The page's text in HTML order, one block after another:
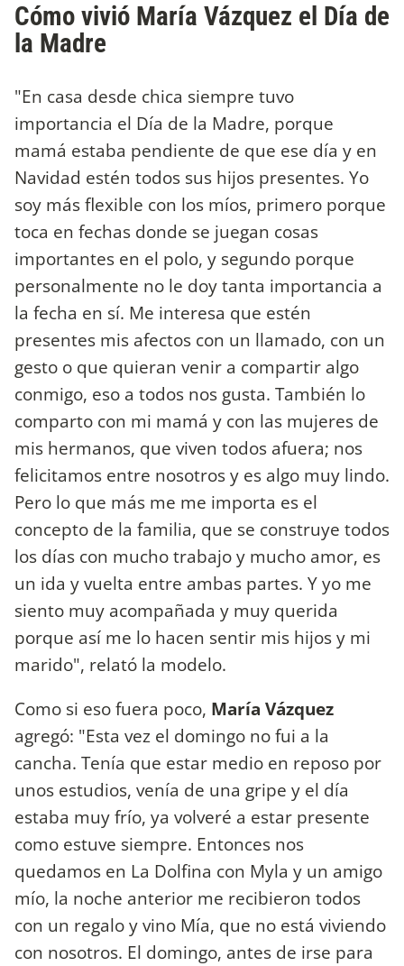
Cómo vivió María Vázquez el Día de
la Madre
"En casa desde chica siempre tuvo
importancia el Día de la Madre, porque
mamá estaba pendiente de que ese día y en
Navidad estén todos sus hijos presentes. Yo
soy más flexible con los míos, primero porque
toca en fechas donde se juegan cosas
importantes en el polo, y segundo porque
personalmente no le doy tanta importancia a
la fecha en sí. Me interesa que estén
presentes mis afectos con un llamado, con un
gesto o que quieran venir a compartir algo
conmigo, eso a todos nos gusta. También lo
comparto con mi mamá y con las mujeres de
mis hermanos, que viven todos afuera; nos
felicitamos entre nosotros y es algo muy lindo.
Pero lo que más me me importa es el
concepto de la familia, que se construye todos
los días con mucho trabajo y mucho amor, es
un ida y vuelta entre ambas partes. Y yo me
siento muy acompañada y muy querida
porque así me lo hacen sentir mis hijos y mi
marido", relató la modelo.
Como si eso fuera poco, María Vázquez
agregó: "Esta vez el domingo no fui a la
cancha. Tenía que estar medio en reposo por
unos estudios, venía de una gripe y el día
estaba muy frío, ya volveré a estar presente
como estuve siempre. Entonces nos
quedamos en La Dolfina con Myla y un amigo
mío, la noche anterior me recibieron todos
con un regalo y vino Mía, que no está viviendo
con nosotros. El domingo, antes de irse para